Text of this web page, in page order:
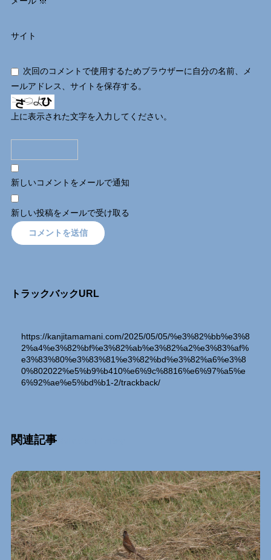
サイト
次回のコメントで使用するためブラウザーに自分の名前、メ
ールアドレス、サイトを保存する。
上に表示された文字を入力してください。
新しいコメントをメールで通知
新しい投稿をメールで受け取る
トラックバックURL
https://kanjitamamani.com/2025/05/05/%e3%82%bb%e3%8
2%a4%e3%82%bf%e3%82%ab%e3%82%a2%e3%83%af%
e3%83%80%e3%83%81%e3%82%bd%e3%82%a6%e3%8
0%802022%e5%b9%b410%e6%9c%8816%e6%97%a5%e
6%92%ae%e5%bd%b1-2/trackback/
関連記事Relation Entry